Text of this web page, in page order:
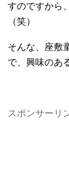
すのですから
（笑）
そんな、座敷
で、興味のあ
スポンサーリ